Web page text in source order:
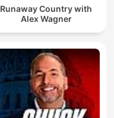
Runaway Country with
Alex Wagner